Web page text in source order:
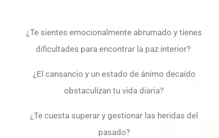
¿Te sientes emocionalmente abrumado y tienes
dificultades para encontrar la paz interior?
¿El cansancio y un estado de ánimo decaído
obstaculizan tu vida diaria?
¿Te cuesta superar y gestionar las heridas del
pasado?